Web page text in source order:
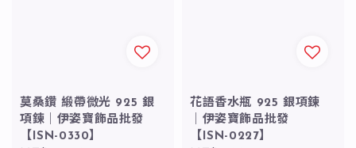
莫桑鑽 緞帶微光 925 銀
項鍊｜伊姿寶飾品批發
【ISN-0330】
花語香水瓶 925 銀項鍊
｜伊姿寶飾品批發
【ISN-0227】